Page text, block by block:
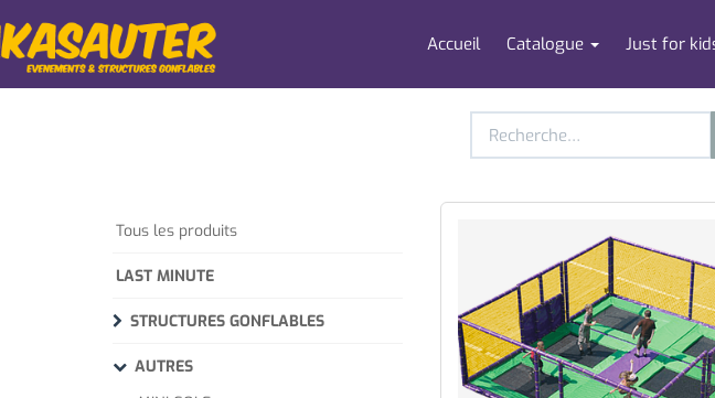
Accueil Catalogue Just for
Tous les produits
LAST MINUTE
STRUCTURES GONFLABLES
AUTRES